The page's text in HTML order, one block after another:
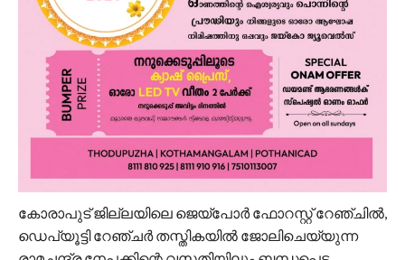
കോരാപുട് ജില്ലയിലെ ജെയ്‌പോര്‍ ഫോറസ്റ്റ് റേഞ്ചില്‍,
ഡെപ്യൂട്ടി റേഞ്ചര്‍ തസ്തികയില്‍ ജോലിചെയ്യുന്ന